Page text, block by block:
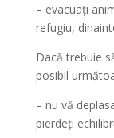
– evacuaţi
refugiu,
Dacă trebuie
posibil
– nu vă
pierdeţi